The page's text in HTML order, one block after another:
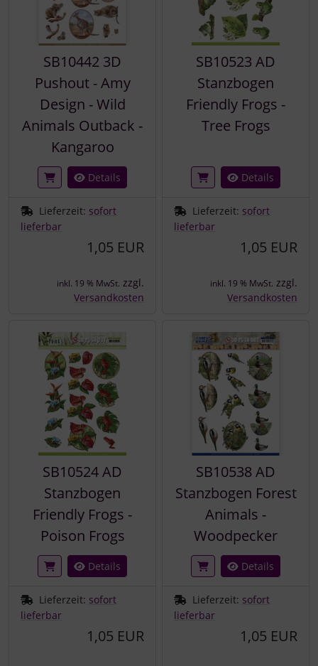
SB10442 3D
Pushout - Amy
Design - Wild
Animals Outback -
Kangaroo
Details
Lieferzeit: sofort
lieferbar
1,05 EUR
inkl. 19 % MwSt. zzgl.
Versandkosten
SB10523 AD
Stanzbogen
Friendly Frogs -
Tree Frogs
Details
Lieferzeit: sofort
lieferbar
1,05 EUR
inkl. 19 % MwSt. zzgl.
Versandkosten
SB10524 AD
Stanzbogen
Friendly Frogs -
Poison Frogs
Details
Lieferzeit: sofort
lieferbar
1,05 EUR
SB10538 AD
Stanzbogen Forest
Animals -
Woodpecker
Details
Lieferzeit: sofort
lieferbar
1,05 EUR